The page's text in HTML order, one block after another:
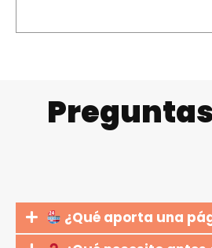
¿Qué aporta una